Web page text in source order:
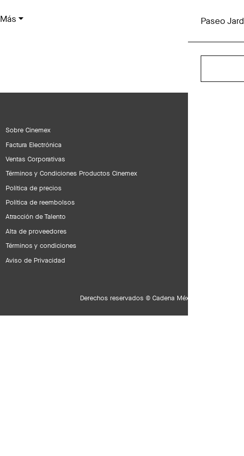
Más Paseo
Sobre Cinemex
Factura Electrónica
Ventas Corporativas
Términos y Condiciones Productos Cinemex
Política de precios
Política de reembolsos
Atracción de Talento
Alta de proveedores
Términos y condiciones
Aviso de Privacidad
Derechos reservados © Cadena Méxicana de